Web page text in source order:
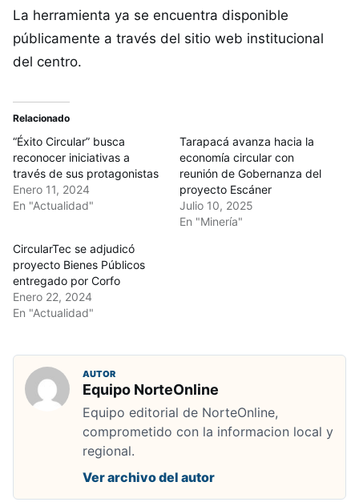
La herramienta ya se encuentra disponible
públicamente a través del sitio web institucional
del centro.
Relacionado
“Éxito Circular” busca
reconocer iniciativas a
través de sus protagonistas
Enero 11, 2024
En "Actualidad"
Tarapacá avanza hacia la
economía circular con
reunión de Gobernanza del
proyecto Escáner
Julio 10, 2025
En "Minería"
CircularTec se adjudicó
proyecto Bienes Públicos
entregado por Corfo
Enero 22, 2024
En "Actualidad"
AUTOR
Equipo NorteOnline
Equipo editorial de NorteOnline,
comprometido con la informacion local y
regional.
Ver archivo del autor